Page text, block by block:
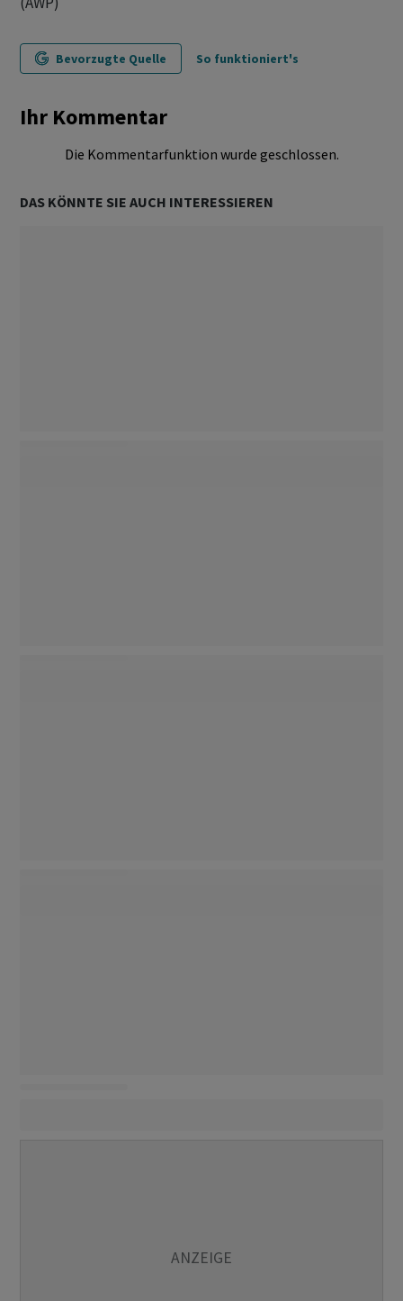
Bevorzugte Quelle So funktioniert's
Ihr Kommentar
Die Kommentarfunktion wurde geschlossen.
DAS KÖNNTE SIE AUCH INTERESSIEREN